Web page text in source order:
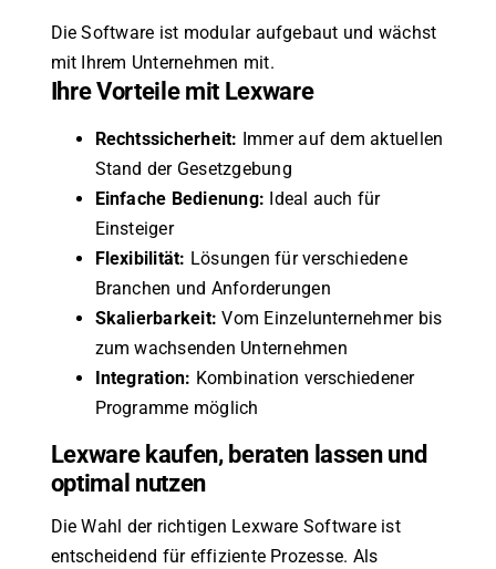
Die Software ist modular aufgebaut und wächst
mit Ihrem Unternehmen mit.
Ihre Vorteile mit Lexware
Rechtssicherheit: Immer auf dem aktuellen
Stand der Gesetzgebung
Einfache Bedienung: Ideal auch für
Einsteiger
Flexibilität: Lösungen für verschiedene
Branchen und Anforderungen
Skalierbarkeit: Vom Einzelunternehmer bis
zum wachsenden Unternehmen
Integration: Kombination verschiedener
Programme möglich
Lexware kaufen, beraten lassen und
optimal nutzen
Die Wahl der richtigen Lexware Software ist
entscheidend für effiziente Prozesse. Als